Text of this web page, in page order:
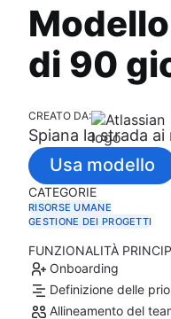
di 90
CREATO DA:
Spiana la strada
Usa modello
CATEGORIE
RISORSE UMANE
GESTIONE DEI PROGETTI
FUNZIONALITÀ
Onboarding
Definizione delle
Allineamento del